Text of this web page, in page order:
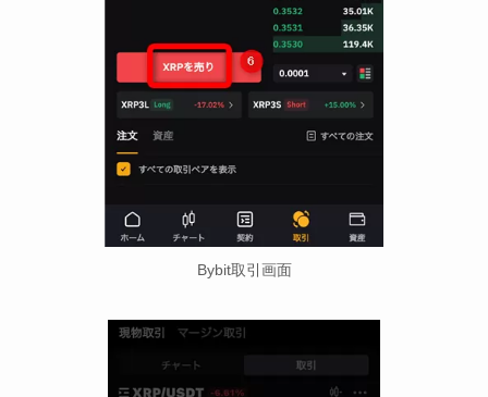
Bybit取引画面